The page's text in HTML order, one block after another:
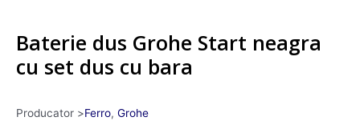
Baterie dus Grohe Start neagra
cu set dus cu bara
Producator >Ferro, Grohe